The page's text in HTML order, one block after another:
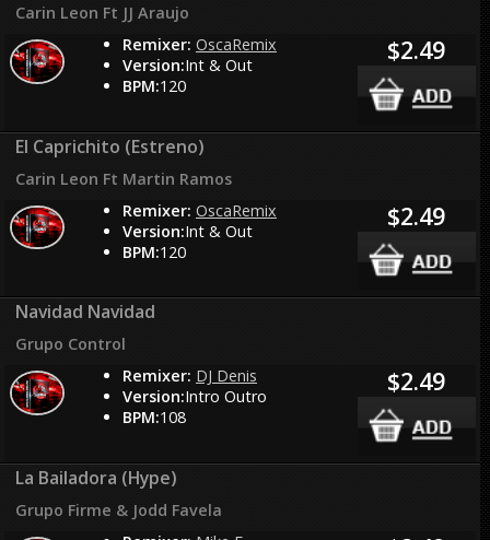
Carin Leon Ft JJ Araujo
Remixer: OscaRemix
Version:Int & Out
BPM:120
$2.49
El Caprichito (Estreno)
Carin Leon Ft Martin Ramos
Remixer: OscaRemix
Version:Int & Out
BPM:120
$2.49
Navidad Navidad
Grupo Control
Remixer: DJ Denis
Version:Intro Outro
BPM:108
$2.49
La Bailadora (Hype)
Grupo Firme & Jodd Favela